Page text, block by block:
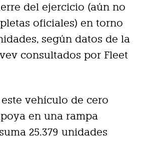
del ejercicio (aún no
oficiales) en torno
según datos de la
consultados por Fleet
vehículo de cero
en una rampa
25.379 unidades